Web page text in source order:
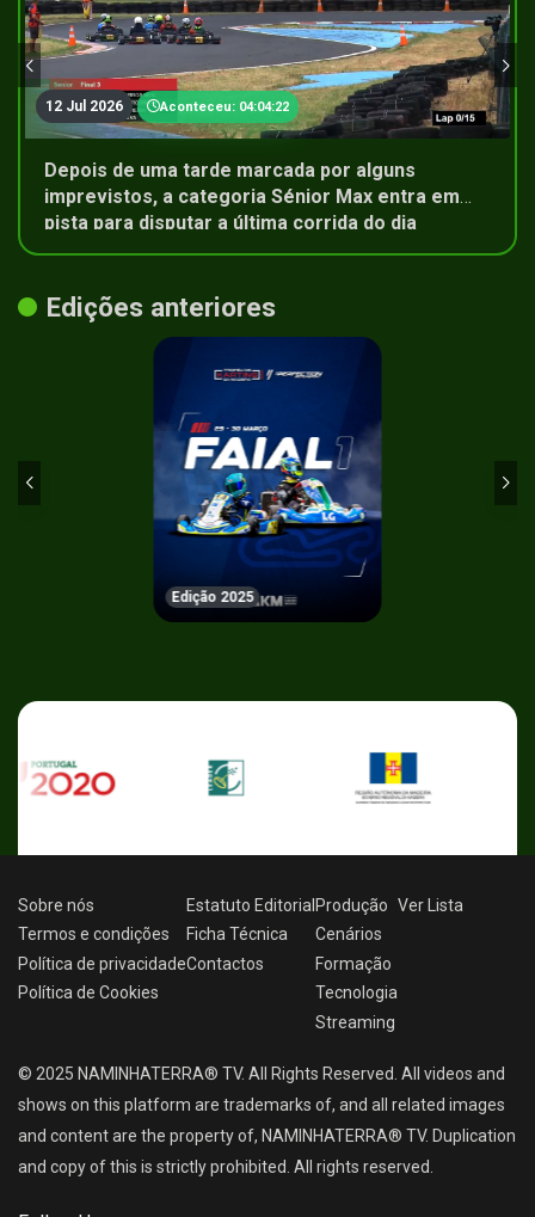
12 Jul 2026 Aconteceu: 04:04:22
Depois de uma tarde marcada por alguns
imprevistos, a categoria Sénior Max entra em
pista para disputar a última corrida do dia
Edições anteriores
Edição 2025
Sobre nós
Termos e condições
Política de privacidade
Política de Cookies
Estatuto Editorial
Ficha Técnica
Contactos
Produção
Cenários
Formação
Tecnologia
Streaming
Ver Lista
© 2025 NAMINHATERRA® TV. All Rights Reserved. All videos and
shows on this platform are trademarks of, and all related images
and content are the property of, NAMINHATERRA® TV. Duplication
and copy of this is strictly prohibited. All rights reserved.